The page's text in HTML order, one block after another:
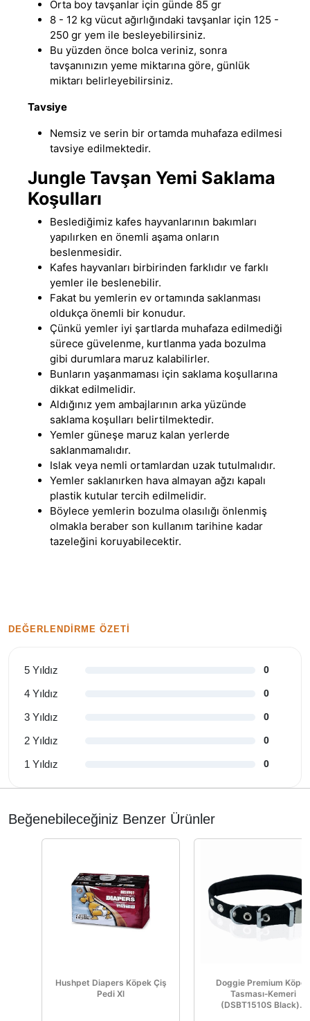
Orta boy tavşanlar için günde 85 gr
8 - 12 kg vücut ağırlığındaki tavşanlar için 125 -
250 gr yem ile besleyebilirsiniz.
Bu yüzden önce bolca veriniz, sonra
tavşanınızın yeme miktarına göre, günlük
miktarı belirleyebilirsiniz.
Tavsiye
Nemsiz ve serin bir ortamda muhafaza edilmesi
tavsiye edilmektedir.
Jungle Tavşan Yemi Saklama
Koşulları
Beslediğimiz kafes hayvanlarının bakımları
yapılırken en önemli aşama onların
beslenmesidir.
Kafes hayvanları birbirinden farklıdır ve farklı
yemler ile beslenebilir.
Fakat bu yemlerin ev ortamında saklanması
oldukça önemli bir konudur.
Çünkü yemler iyi şartlarda muhafaza edilmediği
sürece güvelenme, kurtlanma yada bozulma
gibi durumlara maruz kalabilirler.
Bunların yaşanmaması için saklama koşullarına
dikkat edilmelidir.
Aldığınız yem ambajlarının arka yüzünde
saklama koşulları belirtilmektedir.
Yemler güneşe maruz kalan yerlerde
saklanmamalıdır.
Islak veya nemli ortamlardan uzak tutulmalıdır.
Yemler saklanırken hava almayan ağzı kapalı
plastik kutular tercih edilmelidir.
Böylece yemlerin bozulma olasılığı önlenmiş
olmakla beraber son kullanım tarihine kadar
tazeleğini koruyabilecektir.
DEĞERLENDIRME ÖZETI
5 Yıldız 0
4 Yıldız 0
3 Yıldız 0
2 Yıldız 0
1 Yıldız 0
Beğenebileceğiniz Benzer Ürünler
Hushpet Diapers Köpek Çiş
Pedi Xl
Doggie Premium Köpek
Tasması‑Kemeri
(DSBT1510S Black)...